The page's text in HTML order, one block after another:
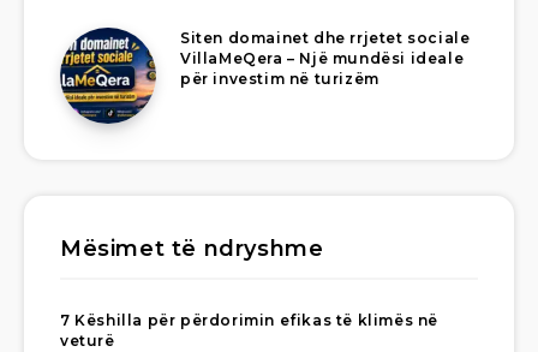
Siten domainet dhe rrjetet sociale
VillaMeQera – Një mundësi ideale
për investim në turizëm
Mësimet të ndryshme
7 Këshilla për përdorimin efikas të klimës në
veturë